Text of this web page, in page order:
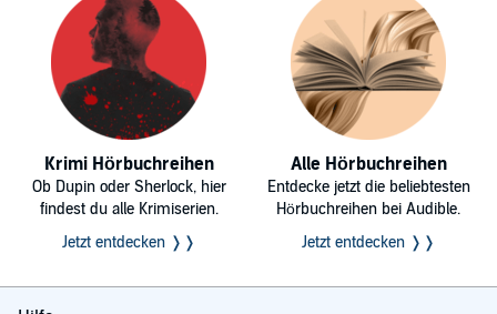
Krimi Hörbuchreihen
Ob Dupin oder Sherlock, hier
findest du alle Krimiserien.
Jetzt entdecken ❭❭
Alle Hörbuchreihen
Entdecke jetzt die beliebtesten
Hörbuchreihen bei Audible.
Jetzt entdecken ❭❭